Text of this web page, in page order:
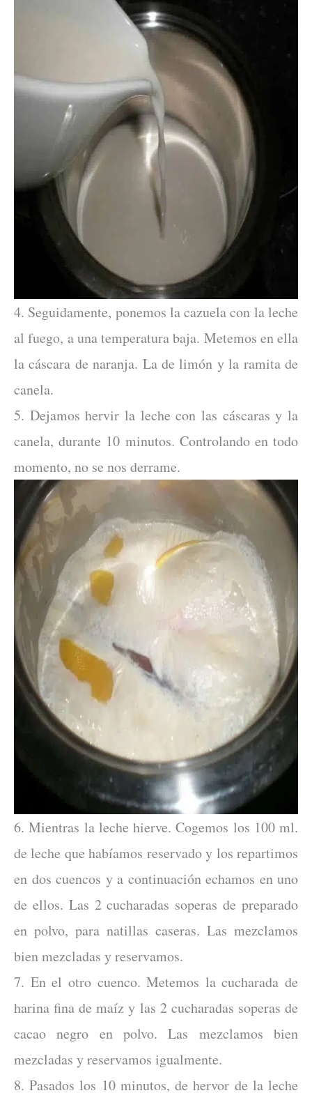
4. Seguidamente, ponemos la cazuela con la leche
al fuego, a una temperatura baja. Metemos en ella
la cáscara de naranja. La de limón y la ramita de
canela.
5. Dejamos hervir la leche con las cáscaras y la
canela, durante 10 minutos. Controlando en todo
momento, no se nos derrame.
6. Mientras la leche hierve. Cogemos los 100 ml.
de leche que habíamos reservado y los repartimos
en dos cuencos y a continuación echamos en uno
de ellos. Las 2 cucharadas soperas de preparado
en polvo, para natillas caseras. Las mezclamos
bien mezcladas y reservamos.
7. En el otro cuenco. Metemos la cucharada de
harina fina de maíz y las 2 cucharadas soperas de
cacao negro en polvo. Las mezclamos bien
mezcladas y reservamos igualmente.
8. Pasados los 10 minutos, de hervor de la leche